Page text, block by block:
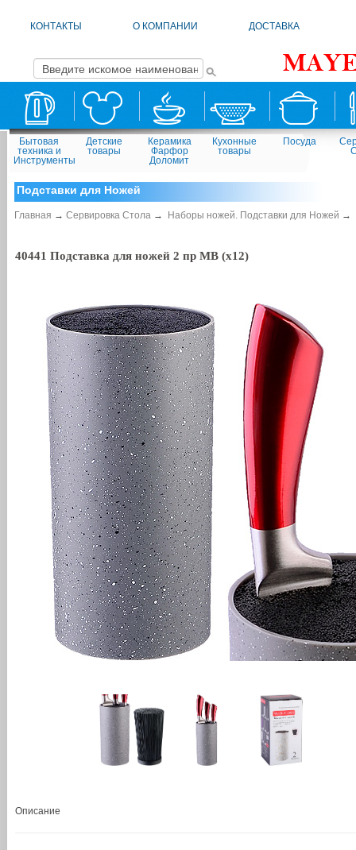
КОНТАКТЫ О КОМПАНИИ ДОСТАВКА
Бытовая
техника и
Инструменты
Детские
товары
Керамика
Фарфор
Доломит
Кухонные
товары
Посуда
Подставки для Ножей
Главная → Сервировка Стола→ Наборы ножей. Подставки для Ножей →
40441 Подставка для ножей 2 пр MB (х12)
Описание